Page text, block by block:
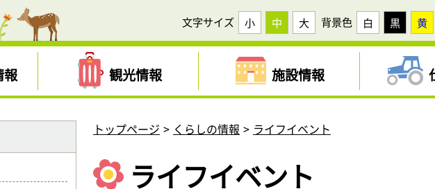
文字サイズ 小 中 大 背景色 白 黒 黄
報 観光情報 施設情報
トップページ くらしの情報 ライフイベント
ライフイベント